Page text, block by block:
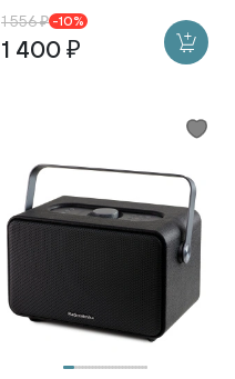
1 556 ₽ -10%
1 400 ₽